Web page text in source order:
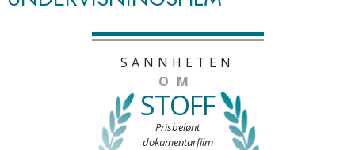
SANNHETEN
OM
STOFF
Prisbelønt
dokumentarfilm